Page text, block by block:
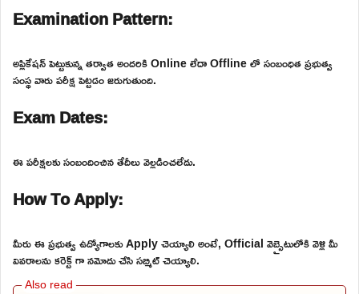
Examination Pattern:
అప్లికేషన్ పెట్టుకున్న తర్వాత అందరికి Online లేదా Offline లో సంబంధిత ప్రభుత్వ
సంస్థ వారు పరీక్ష పెట్టడం జరుగుతుంది.
Exam Dates:
ఈ పరీక్షలకు సంబందించిన తేదీలు వెల్లడించలేదు.
How To Apply:
మీరు ఈ ప్రభుత్వ ఉద్యోగాలకు Apply చెయ్యాలి అంటే, Official వెబ్సైటులోకి వెళ్లి మీ
వివరాలను కరెక్ట్ గా నమోదు చేసి సబ్మిట్ చెయ్యాలి.